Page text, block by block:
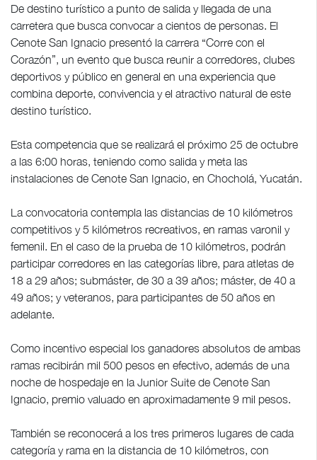
De destino turístico a punto de salida y llegada de una
carretera que busca convocar a cientos de personas. El
Cenote San Ignacio presentó la carrera “Corre con el
Corazón”, un evento que busca reunir a corredores, clubes
deportivos y público en general en una experiencia que
combina deporte, convivencia y el atractivo natural de este
destino turístico.
Esta competencia que se realizará el próximo 25 de octubre
a las 6:00 horas, teniendo como salida y meta las
instalaciones de Cenote San Ignacio, en Chocholá, Yucatán.
La convocatoria contempla las distancias de 10 kilómetros
competitivos y 5 kilómetros recreativos, en ramas varonil y
femenil. En el caso de la prueba de 10 kilómetros, podrán
participar corredores en las categorías libre, para atletas de
18 a 29 años; submáster, de 30 a 39 años; máster, de 40 a
49 años; y veteranos, para participantes de 50 años en
adelante.
Como incentivo especial los ganadores absolutos de ambas
ramas recibirán mil 500 pesos en efectivo, además de una
noche de hospedaje en la Junior Suite de Cenote San
Ignacio, premio valuado en aproximadamente 9 mil pesos.
También se reconocerá a los tres primeros lugares de cada
categoría y rama en la distancia de 10 kilómetros, con